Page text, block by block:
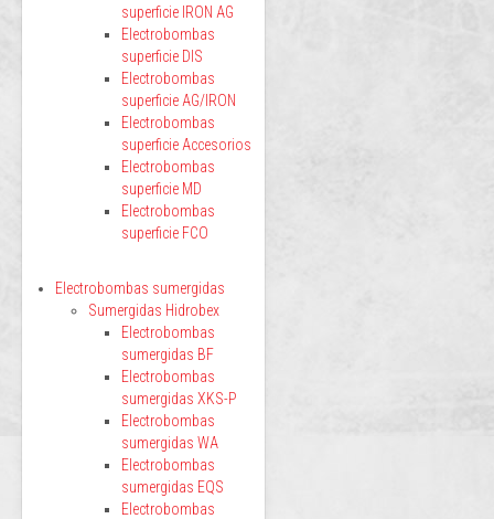
superficie IRON AG
Electrobombas
superficie DIS
Electrobombas
superficie AG/IRON
Electrobombas
superficie Accesorios
Electrobombas
superficie MD
Electrobombas
superficie FCO
Electrobombas sumergidas
Sumergidas Hidrobex
Electrobombas
sumergidas BF
Electrobombas
sumergidas XKS-P
Electrobombas
sumergidas WA
Electrobombas
sumergidas EQS
Electrobombas